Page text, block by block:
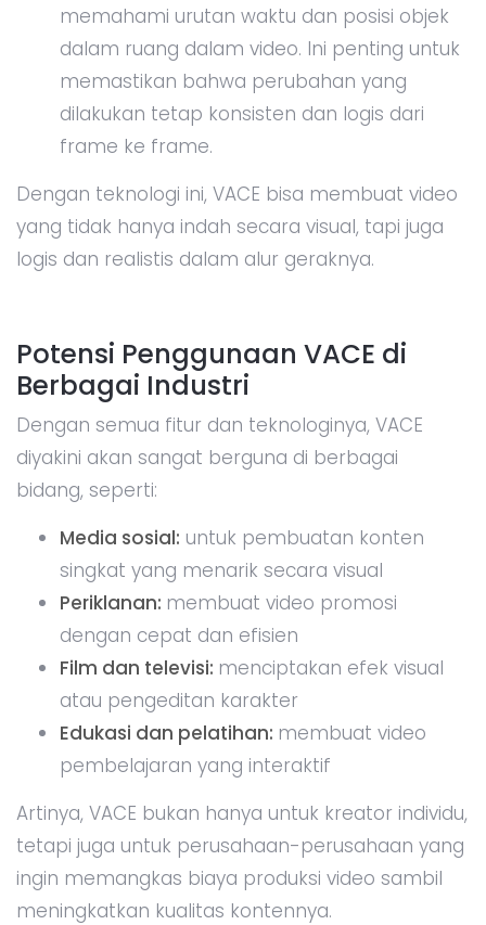
memahami urutan waktu dan posisi objek
dalam ruang dalam video. Ini penting untuk
memastikan bahwa perubahan yang
dilakukan tetap konsisten dan logis dari
frame ke frame.
Dengan teknologi ini, VACE bisa membuat video
yang tidak hanya indah secara visual, tapi juga
logis dan realistis dalam alur geraknya.
Potensi Penggunaan VACE di
Berbagai Industri
Dengan semua fitur dan teknologinya, VACE
diyakini akan sangat berguna di berbagai
bidang, seperti:
Media sosial: untuk pembuatan konten
singkat yang menarik secara visual
Periklanan: membuat video promosi
dengan cepat dan efisien
Film dan televisi: menciptakan efek visual
atau pengeditan karakter
Edukasi dan pelatihan: membuat video
pembelajaran yang interaktif
Artinya, VACE bukan hanya untuk kreator individu,
tetapi juga untuk perusahaan-perusahaan yang
ingin memangkas biaya produksi video sambil
meningkatkan kualitas kontennya.